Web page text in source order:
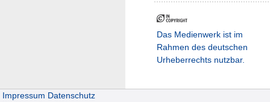
Das Medienwerk ist im
Rahmen des deutschen
Urheberrechts nutzbar.
Impressum Datenschutz